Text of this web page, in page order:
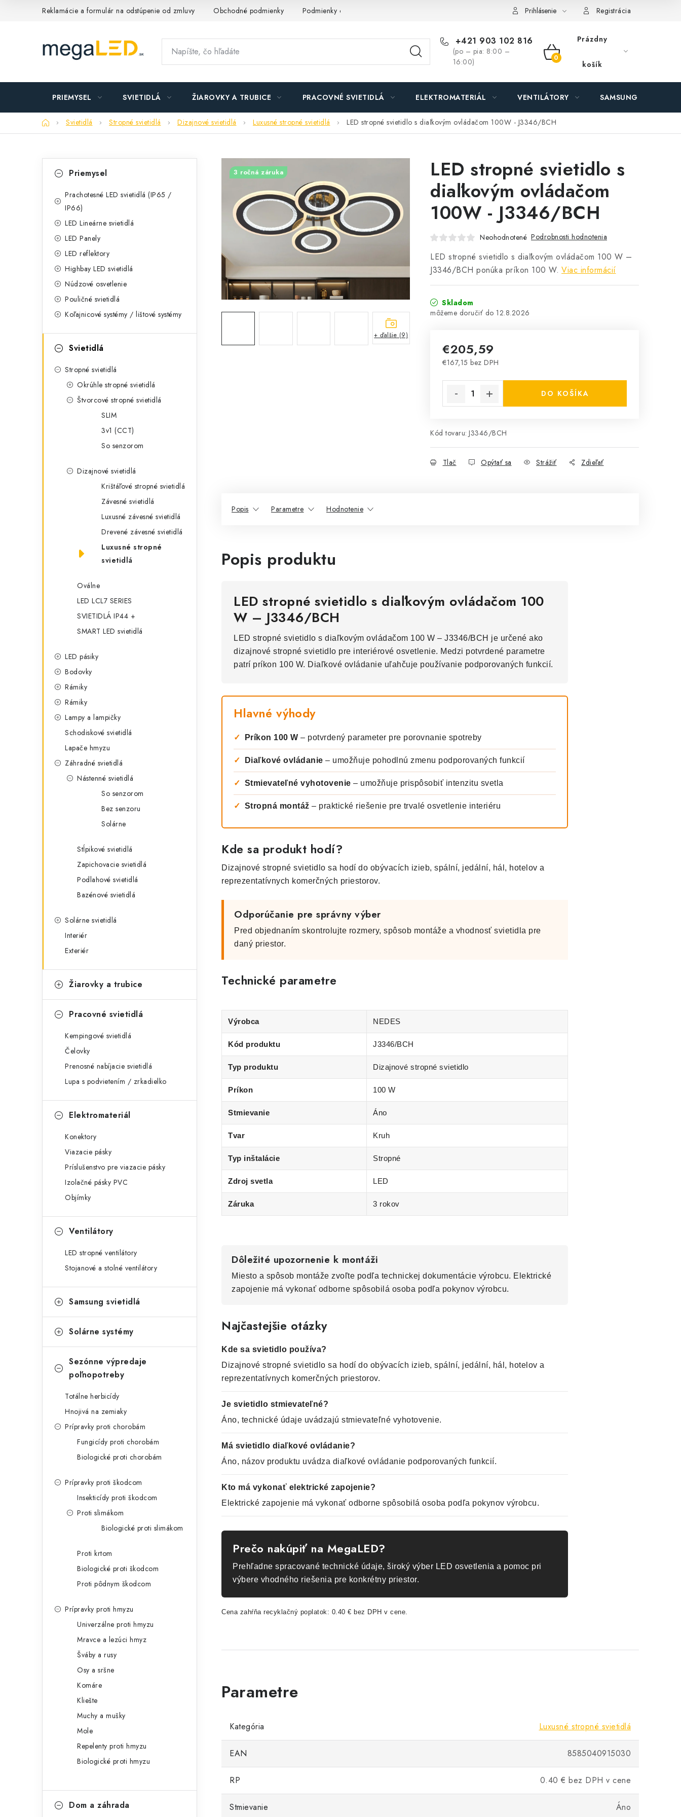
Reklamácie a formulár na odstúpenie od zmluvy Obchodné podmienky Podmienky ochrany osobných údajov O nás - MEGALED & JANTON Zákamenné Zľavy pre profíkov
Prihlásenie Registrácia
+421 903 102 816
(po – pia: 8:00 –
16:00)
NÁKUPNÝ
KOŠÍK
Prázdny
košík
PRIEMYSEL SVIETIDLÁ ŽIAROVKY A TRUBICE PRACOVNÉ SVIETIDLÁ ELEKTROMATERIÁL VENTILÁTORY SAMSUNG SVIETIDLÁ
DomovSvietidlá Stropné svietidlá Dizajnové svietidlá Luxusné stropné svietidlá LED stropné svietidlo s diaľkovým ovládačom 100W - J3346/BCH
l
kategóriePriemysel
Prachotesné LED svietidlá (IP65 /
IP66)
LED Lineárne svietidlá
LED Panely
LED reflektory
Highbay LED svietidlá
Núdzové osvetlenie
Pouličné svietidlá
Koľajnicové systémy / lištové systémy
Svietidlá
Stropné svietidlá
Okrúhle stropné svietidlá
Štvorcové stropné svietidlá
SLIM
3v1 (CCT)
So senzorom
Dizajnové svietidlá
Krištáľové stropné svietidlá
Závesné svietidlá
Luxusné závesné svietidlá
Drevené závesné svietidlá
Luxusné stropné
svietidlá
Oválne
LED LCL7 SERIES
SVIETIDLÁ IP44 +
SMART LED svietidlá
LED pásiky
Bodovky
Rámiky
Rámiky
Lampy a lampičky
Schodiskové svietidlá
Lapače hmyzu
Záhradné svietidlá
Nástenné svietidlá
So senzorom
Bez senzoru
Solárne
Stĺpikové svietidlá
Zapichovacie svietidlá
Podlahové svietidlá
Bazénové svietidlá
Solárne svietidlá
Interiér
Exteriér
Žiarovky a trubice
Pracovné svietidlá
Kempingové svietidlá
Čelovky
Prenosné nabíjacie svietidlá
Lupa s podvietením / zrkadielko
Elektromateriál
Konektory
Viazacie pásky
Príslušenstvo pre viazacie pásky
Izolačné pásky PVC
Objímky
Ventilátory
LED stropné ventilátory
Stojanové a stolné ventilátory
Samsung svietidlá
Solárne systémy
Sezónne výpredaje
poľnopotreby
Totálne herbicídy
Hnojivá na zemiaky
Prípravky proti chorobám
Fungicídy proti chorobám
Biologické proti chorobám
Prípravky proti škodcom
Insekticídy proti škodcom
Proti slimákom
Biologické proti slimákom
Proti krtom
Biologické proti škodcom
Proti pôdnym škodcom
Prípravky proti hmyzu
Univerzálne proti hmyzu
Mravce a lezúci hmyz
Šváby a rusy
Osy a sršne
Komáre
Kliešte
Muchy a mušky
Mole
Repelenty proti hmyzu
Biologické proti hmyzu
Dom a záhrada
LED stropné svietidlo s
diaľkovým ovládačom
100W - J3346/BCH
Neohodnotené Podrobnosti hodnotenia
LED stropné svietidlo s diaľkovým ovládačom 100 W –
J3346/BCH ponúka príkon 100 W. Viac informácií
Skladom
12.8.2026
€205,59
€167,15 bez DPH
DO KOŠÍKA
Kód tovaru: J3346/BCH
Tlač Opýtať sa Strážiť Zdieľať
3 ročná záruka
+ ďalšie (9)
Popis Parametre Hodnotenie
Popis produktu
LED stropné svietidlo s diaľkovým ovládačom 100
W – J3346/BCH
LED stropné svietidlo s diaľkovým ovládačom 100 W – J3346/BCH je určené ako
dizajnové stropné svietidlo pre interiérové osvetlenie. Medzi potvrdené parametre
patrí príkon 100 W. Diaľkové ovládanie uľahčuje používanie podporovaných funkcií.
Hlavné výhody
✓ Príkon 100 W – potvrdený parameter pre porovnanie spotreby
✓ Diaľkové ovládanie – umožňuje pohodlnú zmenu podporovaných funkcií
✓ Stmievateľné vyhotovenie – umožňuje prispôsobiť intenzitu svetla
✓ Stropná montáž – praktické riešenie pre trvalé osvetlenie interiéru
Kde sa produkt hodí?
Dizajnové stropné svietidlo sa hodí do obývacích izieb, spální, jedální, hál, hotelov a
reprezentatívnych komerčných priestorov.
Odporúčanie pre správny výber
Pred objednaním skontrolujte rozmery, spôsob montáže a vhodnosť svietidla pre
daný priestor.
Technické parametre
Výrobca NEDES
Kód produktu J3346/BCH
Typ produktu Dizajnové stropné svietidlo
Príkon 100 W
Stmievanie Áno
Tvar Kruh
Typ inštalácie Stropné
Zdroj svetla LED
Záruka 3 rokov
Dôležité upozornenie k montáži
Miesto a spôsob montáže zvoľte podľa technickej dokumentácie výrobcu. Elektrické
zapojenie má vykonať odborne spôsobilá osoba podľa pokynov výrobcu.
Najčastejšie otázky
Kde sa svietidlo používa?
Dizajnové stropné svietidlo sa hodí do obývacích izieb, spální, jedální, hál, hotelov a
reprezentatívnych komerčných priestorov.
Je svietidlo stmievateľné?
Áno, technické údaje uvádzajú stmievateľné vyhotovenie.
Má svietidlo diaľkové ovládanie?
Áno, názov produktu uvádza diaľkové ovládanie podporovaných funkcií.
Kto má vykonať elektrické zapojenie?
Elektrické zapojenie má vykonať odborne spôsobilá osoba podľa pokynov výrobcu.
Prečo nakúpiť na MegaLED?
Prehľadne spracované technické údaje, široký výber LED osvetlenia a pomoc pri
výbere vhodného riešenia pre konkrétny priestor.
Cena zahŕňa recyklačný poplatok: 0.40 € bez DPH v cene.
Kategória Luxusné stropné svietidlá
EAN 8585040915030
RP 0.40 € bez DPH v cene
Stmievanie Áno